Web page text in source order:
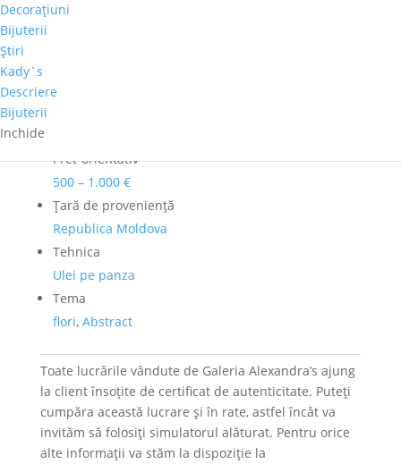
Decoraţiuni
Bijuterii
Ştiri
Kady`s
Descriere
Bijuterii
Inchide
Culoare dominanta
50 X 70 cm
Pret-orientativ
500 – 1.000 €
Ţară de provenienţă
Republica Moldova
Tehnica
Ulei pe panza
Tema
flori, Abstract
Toate lucrările vândute de Galeria Alexandra’s ajung
la client însoțite de certificat de autenticitate. Puteți
cumpăra această lucrare și în rate, astfel încât va
invităm să folosiți simulatorul alăturat. Pentru orice
alte informații va stăm la dispoziție la